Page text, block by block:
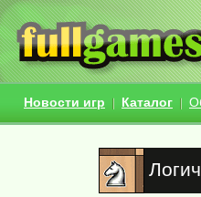
Новости игр Каталог